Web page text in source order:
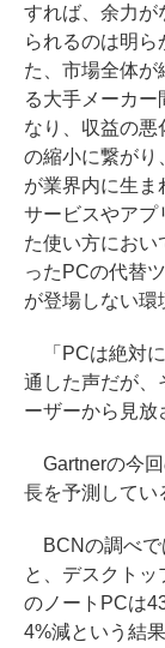
すれば、余力が
られるのは明ら
た、市場全体が
る大手メーカー
なり、収益の悪
の縮小に繋がり
が業界内に生ま
サービスやアプ
た使い方におい
ったPCの代替
が登場しない環
「PCは絶対
通した声だが、
ーザーから見放
Gartnerの今回
長を予測してい
BCNの調べで
と、デスクト
のノートPCは
4%減という結